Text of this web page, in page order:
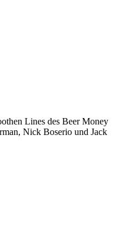
Lines des Beer Money
Nick Boserio und Jack